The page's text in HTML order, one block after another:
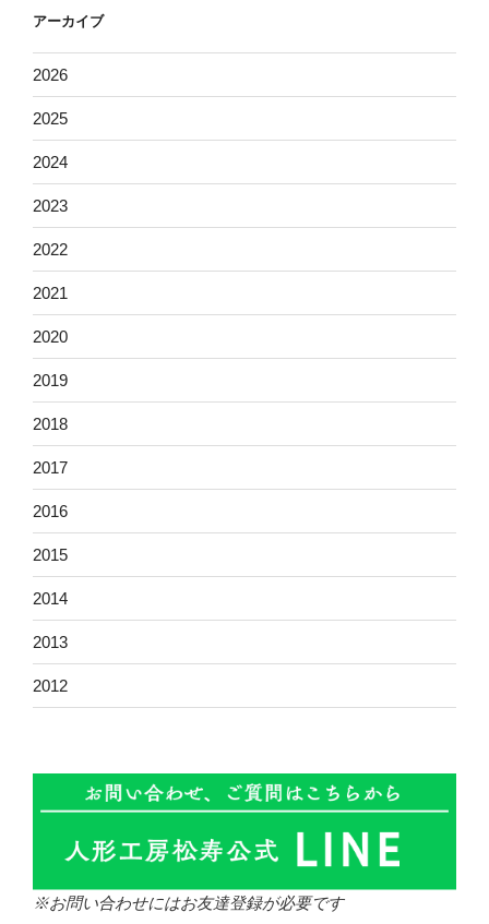
アーカイブ
2026
2025
2024
2023
2022
2021
2020
2019
2018
2017
2016
2015
2014
2013
2012
※お問い合わせにはお友達登録が必要です